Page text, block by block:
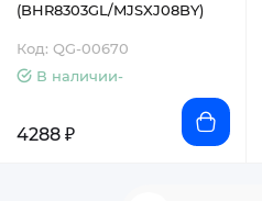
(BHR8303GL/MJSXJ08BY)
Код: QG-00670
В наличии-
4288 ₽